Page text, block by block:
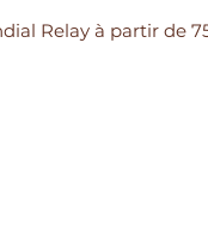
Relay à partir de